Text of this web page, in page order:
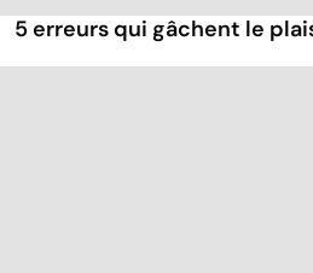
5 erreurs qui gâchent le